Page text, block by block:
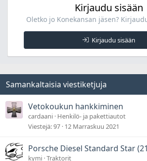
Kirjaudu sisään
Oletko jo Konekansan jäsen?
Kirjaudu sisään
Samankaltaisia viestiketjuja
Vetokoukun hankkiminen
cardaani Henkilö- ja pakettiautot
Viestejä 97 12 Marraskuu 2021
Porsche Diesel Standard Star
kymi Traktorit